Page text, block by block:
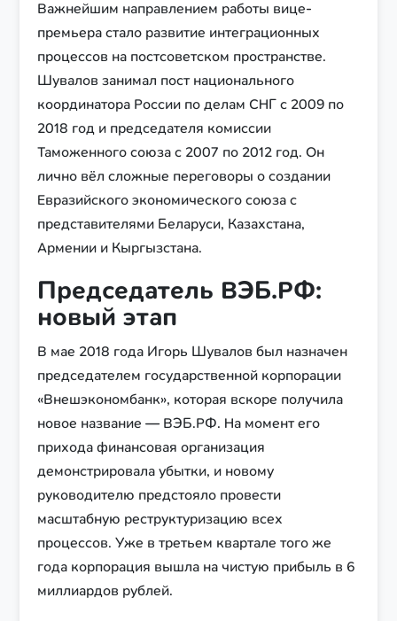
Важнейшим направлением работы вице-
премьера стало развитие интеграционных
процессов на постсоветском пространстве.
Шувалов занимал пост национального
координатора России по делам СНГ с 2009 по
2018 год и председателя комиссии
Таможенного союза с 2007 по 2012 год. Он
лично вёл сложные переговоры о создании
Евразийского экономического союза с
представителями Беларуси, Казахстана,
Армении и Кыргызстана.
Председатель ВЭБ.РФ:
новый этап
В мае 2018 года Игорь Шувалов был назначен
председателем государственной корпорации
«Внешэкономбанк», которая вскоре получила
новое название — ВЭБ.РФ. На момент его
прихода финансовая организация
демонстрировала убытки, и новому
руководителю предстояло провести
масштабную реструктуризацию всех
процессов. Уже в третьем квартале того же
года корпорация вышла на чистую прибыль в 6
миллиардов рублей.